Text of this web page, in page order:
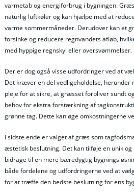
varmetab og energiforbrug i bygningen.
naturlig luftkøler og kan hjælpe med at
varme sommermåneder. Derudover kan et
forsinke og reducere regnvandets afløb,
med hyppige regnskyl eller oversvømmelser.
Der er dog også visse udfordringer ved at
Det kræver en del vedligeholdelse,
pleje for at sikre, at græsset forbliver sundt
behov for ekstra forstærkning af
grønne tag. Dette kan øge omkostningerne
I sidste ende er valget af græs som
æstetisk beslutning. Det kan tilføje en unik
bidrage til en mere bæredygtig
både fordelene og udfordringerne ved at
for at træffe den bedste beslutning for ens